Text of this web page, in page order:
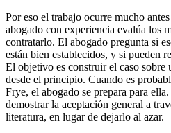
Por eso el trabajo ocurre mucho
abogado con experiencia evalúa los
contratarlo. El abogado pregunta si
están bien establecidos, y si pueden
El objetivo es construir el caso sobre
desde el principio. Cuando es
Frye, el abogado se prepara para
demostrar la aceptación general a
literatura, en lugar de dejarlo al azar.